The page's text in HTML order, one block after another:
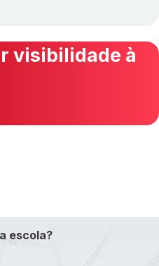
visibilidade à
escola?